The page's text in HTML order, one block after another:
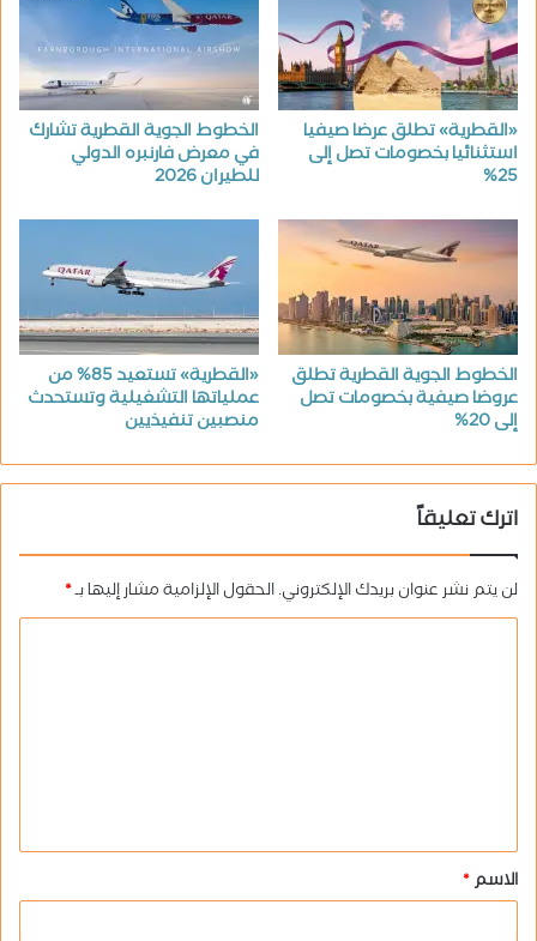
«القطرية» تطلق عرضا صيفيا
استثنائيا بخصومات تصل إلى
25%
الخطوط الجوية القطرية تشارك
في معرض فارنبره الدولي
للطيران 2026
الخطوط الجوية القطرية تطلق
عروضا صيفية بخصومات تصل
إلى 20%
«القطرية» تستعيد 85% من
عملياتها التشغيلية وتستحدث
منصبين تنفيذيين
اترك تعليقاً
لن يتم نشر عنوان بريدك الإلكتروني.الحقول الإلزامية مشار إليها بـ*
ق
*
الاسم*